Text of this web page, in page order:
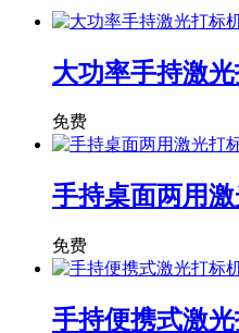
大功率手持激
免费
手持桌面两用
免费
手持便携式激